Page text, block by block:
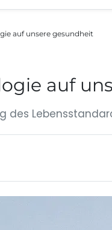
auf unsere gesundheit
auf
des